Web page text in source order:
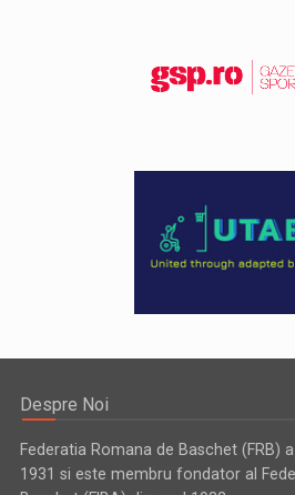
Despre Noi
Federatia Romana de Baschet (FRB)
1931 si este membru fondator al